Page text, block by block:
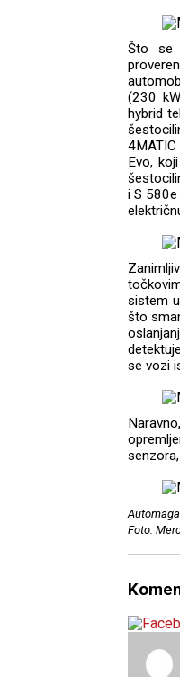
Što se
(230
hybrid
Evo,
i S
sistem
što
se vozi
Foto: